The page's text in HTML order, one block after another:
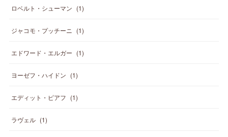
ロベルト・シューマン (1)
ジャコモ・プッチーニ (1)
エドワード・エルガー (1)
ヨーゼフ・ハイドン (1)
エディット・ピアフ (1)
ラヴェル (1)